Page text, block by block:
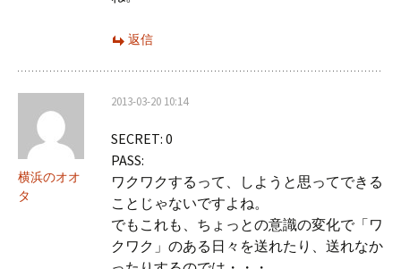
返信
横浜のオオ
タ
2013-03-20 10:14
SECRET: 0
PASS:
ワクワクするって、しようと思ってできる
ことじゃないですよね。
でもこれも、ちょっとの意識の変化で「ワ
クワク」のある日々を送れたり、送れなか